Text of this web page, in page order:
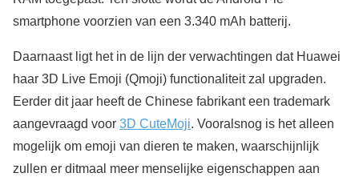
smartphone voorzien van een 3.340 mAh batterij.
Daarnaast ligt het in de lijn der verwachtingen dat Huawei
haar 3D Live Emoji (Qmoji) functionaliteit zal upgraden.
Eerder dit jaar heeft de Chinese fabrikant een trademark
aangevraagd voor 3D CuteMoji. Vooralsnog is het alleen
mogelijk om emoji van dieren te maken, waarschijnlijk
zullen er ditmaal meer menselijke eigenschappen aan